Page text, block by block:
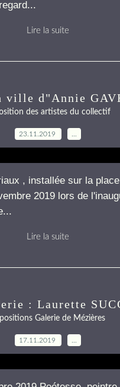
Lire la suite
ville d"Annie
des artistes du collectif
23.11.2019
, installée sur la
2019 lors de
Lire la suite
: Laurette
Galerie de Mézières
17.11.2019